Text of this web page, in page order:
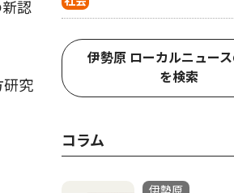
認
研究
伊勢原 ローカルニュー
を検索
コラム